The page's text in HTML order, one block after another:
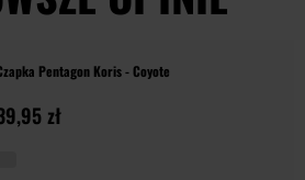
Pentagon Koris - Coyote
zł